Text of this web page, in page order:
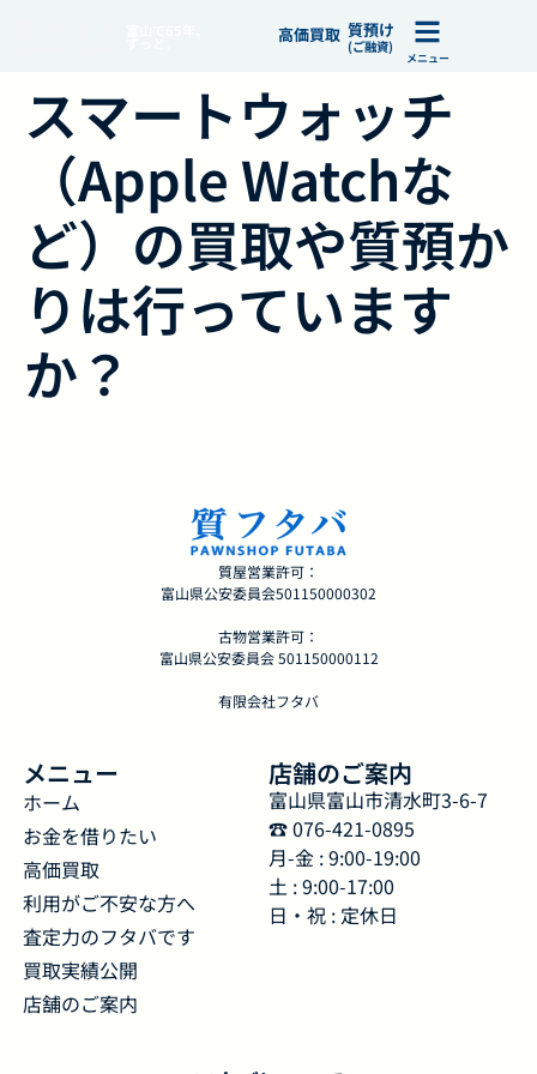
高価買取 質預け
(ご融資)
メニュー
スマートウォッチ
（Apple Watchな
ど）の買取や質預か
りは行っています
か？
質屋営業許可：
富山県公安委員会501150000302
古物営業許可：
富山県公安委員会 501150000112
有限会社フタバ
メニュー
ホーム
お金を借りたい
高価買取
利用がご不安な方へ
査定力のフタバです
買取実績公開
店舗のご案内
店舗のご案内
富山県富山市清水町3-6-7
☎︎ 076-421-0895
月-金 : 9:00-19:00
土 : 9:00-17:00
日・祝 : 定休日